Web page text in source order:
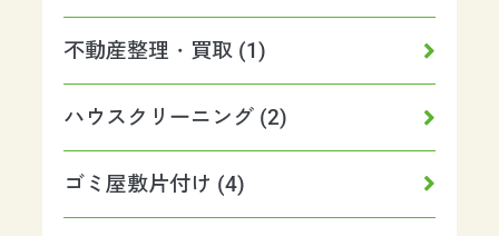
不動産整理・買取 (1)
ハウスクリーニング (2)
ゴミ屋敷片付け (4)